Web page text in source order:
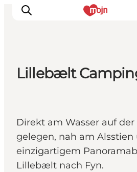
Events
Übernachtung
Plane deine Reise
Booking
Lillebælt
Direkt am Wasser auf
gelegen, nah am
einzigartigem
Lillebælt nach Fyn.